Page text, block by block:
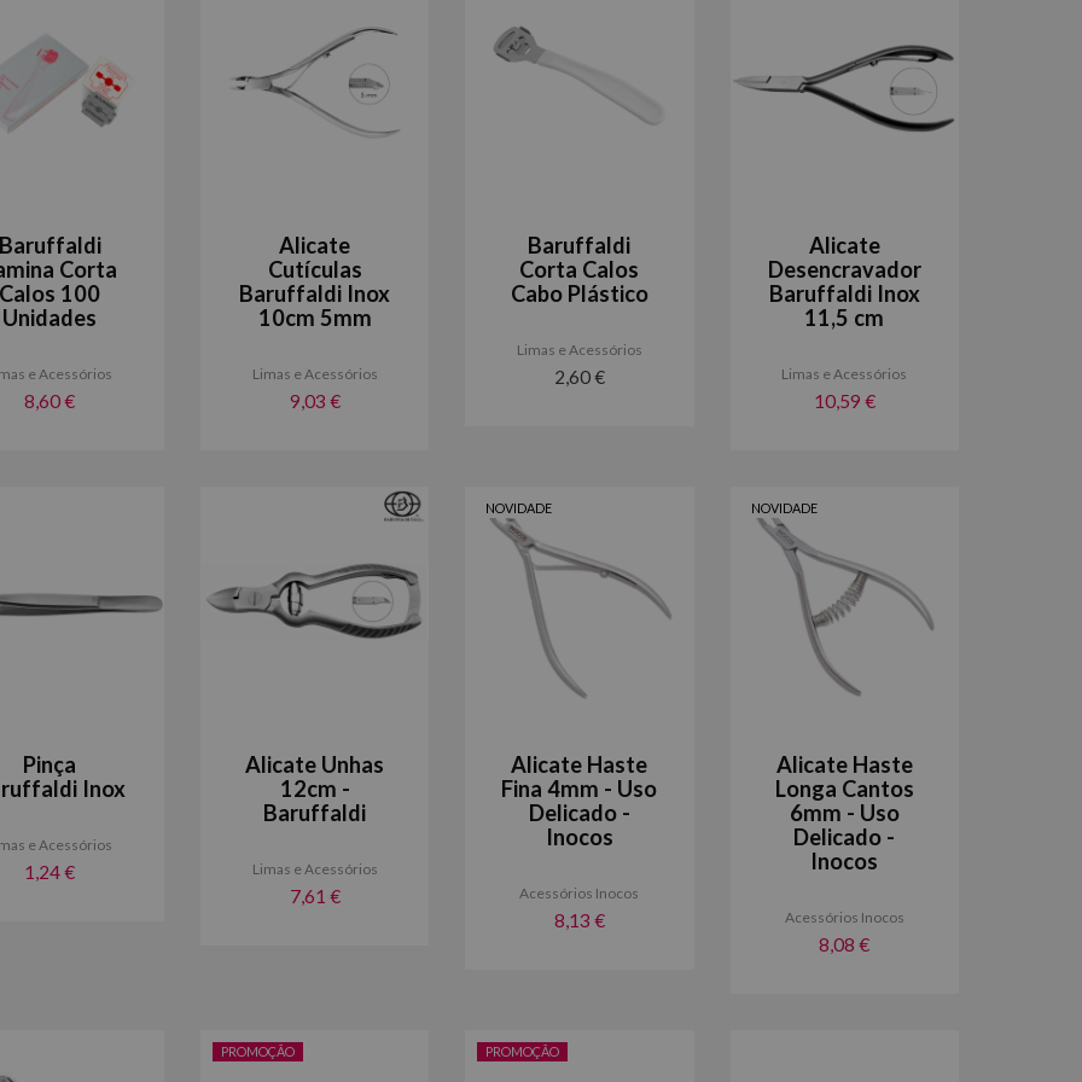
Corta
Calos 100
Unidades
e Acessórios
8,60 €
Alicate
Cutículas
Baruffaldi Inox
10cm 5mm
Limas e Acessórios
9,03 €
Baruffaldi
Corta Calos
Cabo Plástico
Limas e Acessórios
2,60 €
Alicate
Desencravador
Baruffaldi Inox
11,5 cm
Limas e Acessórios
10,59 €
Pinça
Inox
e Acessórios
1,24 €
Alicate Unhas
12cm -
Baruffaldi
Limas e Acessórios
7,61 €
NOVIDADE
Alicate Haste
Fina 4mm - Uso
Delicado -
Inocos
Acessórios Inocos
8,13 €
NOVIDADE
Alicate Haste
Longa Cantos
6mm - Uso
Delicado -
Inocos
Acessórios Inocos
8,08 €
PROMOÇÃO PROMOÇÃO